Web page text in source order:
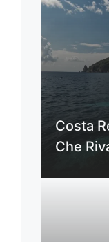
Costa
Che